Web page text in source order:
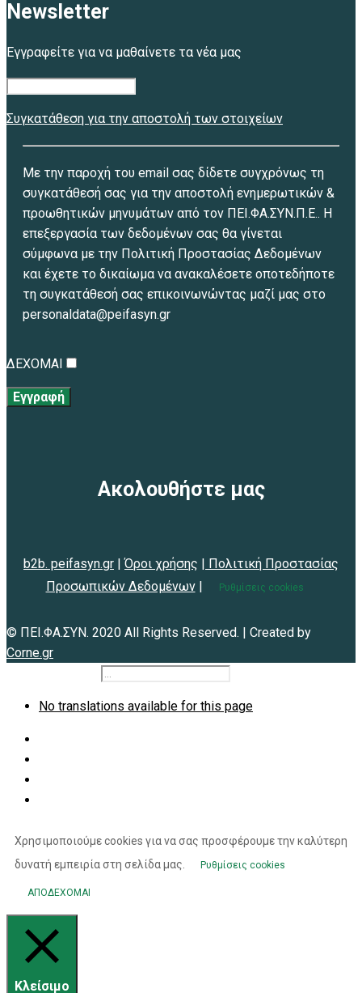
Newsletter
Εγγραφείτε για να μαθαίνετε τα νέα μας
Συγκατάθεση για την αποστολή των στοιχείων
Με την παροχή του email σας δίδετε συγχρόνως τη
συγκατάθεσή σας για την αποστολή ενημερωτικών &
προωθητικών μηνυμάτων από τον ΠΕΙ.ΦΑ.ΣΥΝ.Π.Ε.. Η
επεξεργασία των δεδομένων σας θα γίνεται
σύμφωνα με την Πολιτική Προστασίας Δεδομένων
και έχετε το δικαίωμα να ανακαλέσετε οποτεδήποτε
τη συγκατάθεσή σας επικοινωνώντας μαζί μας στο
personaldata@peifasyn.gr
ΔΕΧΟΜΑΙ
Εγγραφή
Ακολουθήστε μας
b2b. peifasyn.gr |Όροι χρήσης
Πολιτική Προστασίας
Προσωπικών Δεδομένων| Ρυθμίσεις cookies
© ΠΕΙ.ΦΑ.ΣΥΝ. 2020 All Rights Reserved. | Created by
Corne.gr
No translations available for this page
Χρησιμοποιούμε cookies για να σας προσφέρουμε την καλύτερη
δυνατή εμπειρία στη σελίδα μας.
Ρυθμίσεις cookies
ΑΠΟΔΕΧΟΜΑΙ
Κλείσιμο